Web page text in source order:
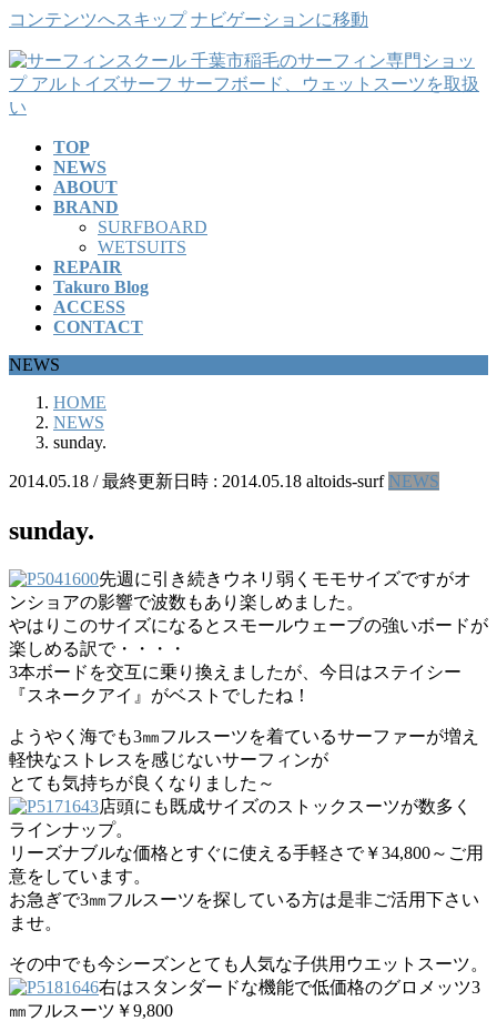
コンテンツへスキップ ナビゲーションに移動
TOP
NEWS
ABOUT
BRAND
SURFBOARD
WETSUITS
REPAIR
Takuro Blog
ACCESS
CONTACT
NEWS
HOME
NEWS
sunday.
2014.05.18 / 最終更新日時 : 2014.05.18 altoids-surf NEWS
sunday.
先週に引き続きウネリ弱くモモサイズですがオ
ンショアの影響で波数もあり楽しめました。
やはりこのサイズになるとスモールウェーブの強いボードが
楽しめる訳で・・・・
3本ボードを交互に乗り換えましたが、今日はステイシー
『スネークアイ』がベストでしたね！
ようやく海でも3㎜フルスーツを着ているサーファーが増え
軽快なストレスを感じないサーフィンが
とても気持ちが良くなりました～
店頭にも既成サイズのストックスーツが数多く
ラインナップ。
リーズナブルな価格とすぐに使える手軽さで￥34,800～ご用
意をしています。
お急ぎで3㎜フルスーツを探している方は是非ご活用下さい
ませ。
その中でも今シーズンとても人気な子供用ウエットスーツ。
右はスタンダードな機能で低価格のグロメッツ3
㎜フルスーツ￥9,800